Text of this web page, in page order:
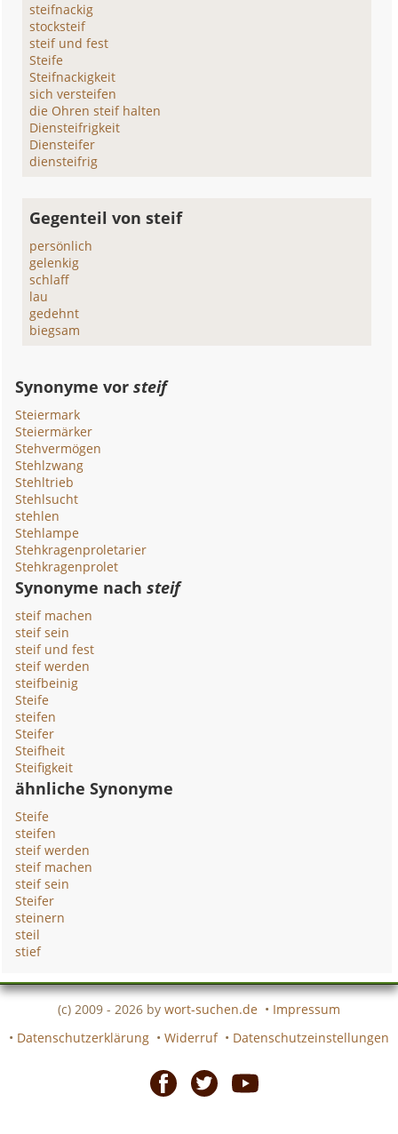
steifnackig
stocksteif
steif und fest
Steife
Steifnackigkeit
sich versteifen
die Ohren steif halten
Diensteifrigkeit
Diensteifer
diensteifrig
Gegenteil von steif
persönlich
gelenkig
schlaff
lau
gedehnt
biegsam
Synonyme vorsteif
Steiermark
Steiermärker
Stehvermögen
Stehlzwang
Stehltrieb
Stehlsucht
stehlen
Stehlampe
Stehkragenproletarier
Stehkragenprolet
Synonyme nachsteif
steif machen
steif sein
steif und fest
steif werden
steifbeinig
Steife
steifen
Steifer
Steifheit
Steifigkeit
ähnliche Synonyme
Steife
steifen
steif werden
steif machen
steif sein
Steifer
steinern
steil
stief
(c) 2009 - 2026 by wort-suchen.de • Impressum
• Datenschutzerklärung • Widerruf • Datenschutzeinstellungen